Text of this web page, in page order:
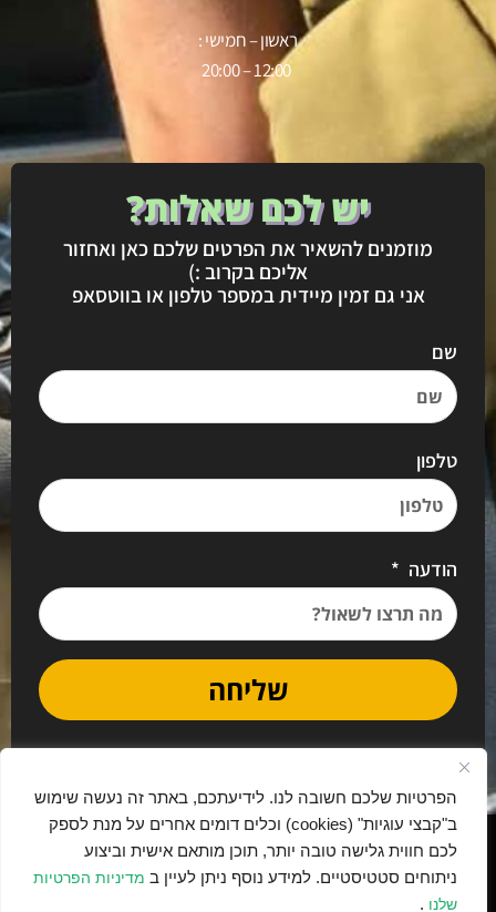
הפרטיות שלכם חשובה לנו. לידיעתכם, באתר זה נעשה שימוש
ב"קבצי עוגיות" (cookies) וכלים דומים אחרים על מנת לספק
לכם חווית גלישה טובה יותר, תוכן מותאם אישית וביצוע
ניתוחים סטטיסטיים. למידע נוסף ניתן לעיין ב מדיניות הפרטיות
שלנו .
יש לכם שאלות?
מוזמנים להשאיר את הפרטים שלכם כאן ואחזור
אליכם בקרוב :)
אני גם זמין מיידית במספר טלפון או בווטסאפ
שם
טלפון
הודעה
שליחה
ראשון – חמישי :
נבנה בתרומה ובאהבה ע"י יאמו דיגיטל